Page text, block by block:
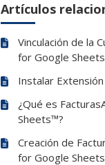
Artículos
Vinculación de la
for Google
Instalar
¿Qué es
Sheets™?
Creación de
for Google